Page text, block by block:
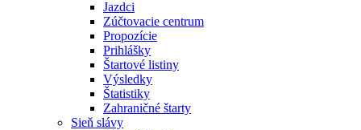
Jazdci
Zúčtovacie centrum
Propozície
Prihlášky
Štartové listiny
Výsledky
Štatistiky
Zahraničné štarty
Sieň slávy